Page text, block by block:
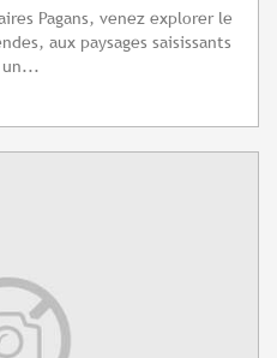
Pagans, venez explorer le
aux paysages saisissants
un...